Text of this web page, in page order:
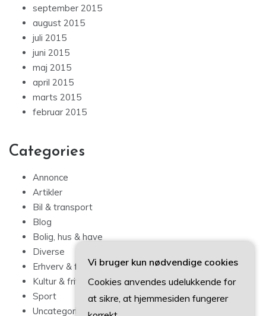
september 2015
august 2015
juli 2015
juni 2015
maj 2015
april 2015
marts 2015
februar 2015
Categories
Annonce
Artikler
Bil & transport
Blog
Bolig, hus & have
Diverse
Erhverv & forbrug
Kultur & fritid
Sport
Uncategorized
Vi bruger kun nødvendige cookies
Cookies anvendes udelukkende for
at sikre, at hjemmesiden fungerer